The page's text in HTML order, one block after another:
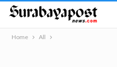
Home All